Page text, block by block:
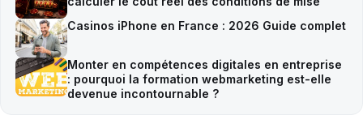
Casinos iPhone en France : 2026 Guide complet
Monter en compétences digitales en entreprise
: pourquoi la formation webmarketing est-elle
devenue incontournable ?